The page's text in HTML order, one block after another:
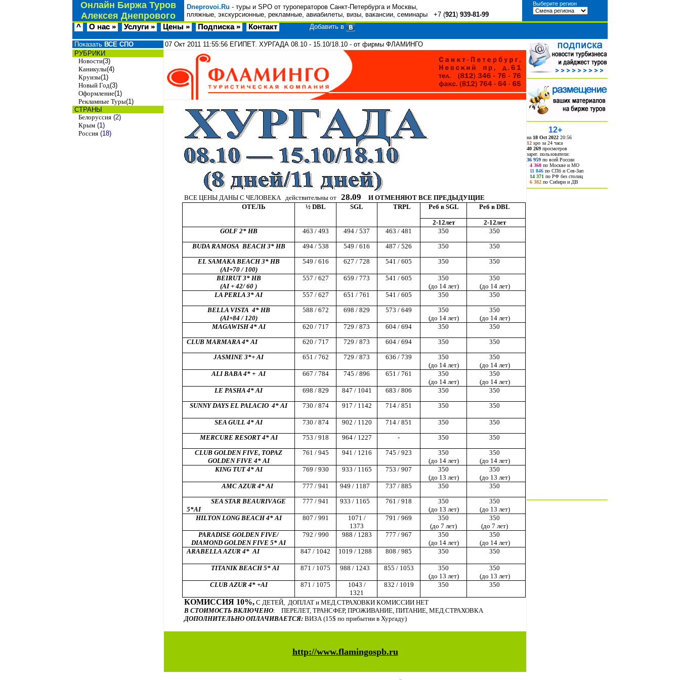
Онлайн Биржа Туров
Алексея Днепрового
Dneprovoi.Ru - туры и SPO от туроператоров Санкт-Петербурга и Москвы,
пляжные, экскурсионные, рекламные, авиабилеты, визы, вакансии, семинары +7 (921) 939-81-99
Выберите регион
^ О нас » Услуги » Цены » Подписка » Контакт Добавить в
Показать ВСЕ СПО
РУБРИКИ
Новости(3)
Каникулы(4)
Круизы(1)
Новый Год(3)
Оформление(1)
Рекламные Туры(1)
СТРАНЫ
Белоруссия (2)
Крым (1)
Россия (18)
07 Окт 2011 11:55:56 ЕГИПЕТ. ХУРГАДА 08.10 - 15.10/18.10 - от фирмы ФЛАМИНГО
ВСЕ ЦЕНЫ ДАНЫ C ЧЕЛОВЕКА действительны от 28.09
И ОТМЕНЯЮТ ВСЕ ПРЕДЫДУЩИЕ
ОТЕЛЬ
½ DBL SGL TRPL Реб в SGL Реб вDBL
2-12лет
2-12лет
GOLF 2* HB
463 / 493 494 / 537 463 / 481 350
350
BUDARAMOSA BEACH3* HB 494 / 538 549 / 616 487 / 526 350
350
EL SAMAKA BEACH 3* HB
(AI+70 / 100)
549 / 616 627 / 728 541 / 605 350 350
BEIRUT3* HB
(AI + 42/ 60 )
557 / 627 659 / 773 541 / 605
350
(до 14 лет)
350
(до 14 лет)
LA PERLA 3* AI
557 / 627 651 / 761 541 / 605 350
350
BELLA VISTA 4* HB
(AI+84 / 120)
588 / 672 698 / 829 573 / 649
350
(до 14 лет)
350
(до 14 лет)
MAGAWISH 4* AI
620 / 717 729 / 873 604 / 694 350
350
CLUB MARMARA 4* AI
620 / 717 729 / 873 604 / 694 350
350
JASMINE 3*+ AI
651 / 762 729 / 873 636 / 739
350
(до 14 лет)
350
(до 14 лет)
ALI BABA 4* + AI 667 / 784 745 / 896 651 / 761
350
(до 14 лет)
350
(до 14 лет)
LE PASHA 4* AI
698 / 829 847 / 1041 683 / 806 350
350
SUNNY DAYS EL PALACIO 4* AI 730 / 874 917 / 1142 714 / 851 350 350
SEA GULL 4* AI 730 / 874 902 / 1120 714 / 851 350
350
MERCURE RESORT 4* AI
753 / 918 964 / 1227 - 350
350
CLUB GOLDEN FIVE, TOPAZ
GOLDEN FIVE 4* AI
761 / 945 941 / 1216 745 / 923
350
(до 14 лет)
350
(до 14 лет)
KING TUT 4* AI
769 / 930 933 / 1165 753 / 907
350
(до 13 лет)
350
(до 13 лет)
AMC AZUR 4* AI
777 / 941 949 / 1187 737 / 885 350
350
SEA STAR BEAURIVAGE
5*AI
777 / 941 933 / 1165 761 / 918
350
(до 13 лет)
350
(до 13 лет)
HILTON LONG BEACH 4* AI
807 / 991
1071 /
1373
791 / 969 350
(до 7 лет)
350
(до 7 лет)
PARADISE GOLDEN FIVE/
DIAMOND GOLDEN FIVE 5* AI
792 / 990 988 / 1283 777 / 967
350
(до 14 лет)
350
(до 14 лет)
ARABELLA AZUR 4* AI 847 / 1042 1019 / 1288 808 / 985 350 350
TITANIK BEACH 5* AI 871 / 1075 988 / 1243 855 / 1053
350
(до 13 лет)
350
(до 13 лет)
CLUB AZUR 4* +AI
871 / 1075
1043 /
1321
832 / 1019 350 350
КОМИССИЯ 10%, С ДЕТЕЙ, ДОПЛАТ и МЕД.СТРАХОВКИ КОМИССИИ НЕТ
В СТОИМОСТЬ ВКЛЮЧЕНО:
ПЕРЕЛЕТ, ТРАНСФЕР, ПРОЖИВАНИЕ, ПИТАНИЕ, МЕД.СТРАХОВКА
ДОПОЛНИТЕЛЬНО ОПЛАЧИВАЕТСЯ: ВИЗА (15$ по прибытии в Хургаду)
http://www.flamingospb.ru
12+
на 18 Oct 2022 20:56
12 spo за 24 часа
40 269 просмотров
зарег. пользователи:
36 959 по всей России
4 360 по Москве и МО
11 846 по СПб и Сев-Зап
14 371 по РФ без столиц
6 382 по Сибири и ДВ